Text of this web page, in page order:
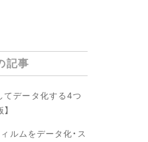
記事
てデータ化する4つ
ルムをデータ化・ス